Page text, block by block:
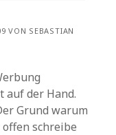
VON SEBASTIAN
auf der Hand.
Grund warum
schreibe